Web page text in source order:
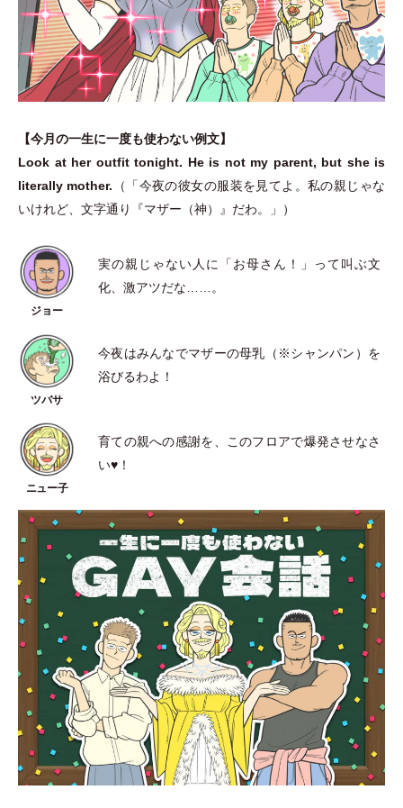
【今月の一生に一度も使わない例文】
Look at her outfit tonight. He is not my parent, but she is
literally mother. （ 「今夜の彼女の服装を見てよ。私の親じゃな
いけれど、文字通り『マザー （神） 』だわ。 」 ）
実の親じゃない人に 「 お母さん！ 」
って叫ぶ文
化、激アツだな……。
今夜はみんなでマザーの母乳 （ ※シャンパン ） を
浴びるわよ！
育ての親への感謝を、このフロアで爆発させなさ
い♥！